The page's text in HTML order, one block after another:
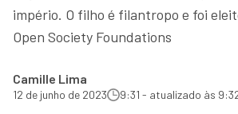
império. O filho é filantropo e foi
Open Society Foundations
Camille Lima
12 de junho de 2023 9:31 - atualizado às